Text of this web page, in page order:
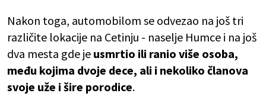
Nakon toga, automobilom se odvezao na još tri
različite lokacije na Cetinju - naselje Humce i na još
dva mesta gde je usmrtio ili ranio više osoba,
među kojima dvoje dece, ali i nekoliko članova
svoje uže i šire porodice.